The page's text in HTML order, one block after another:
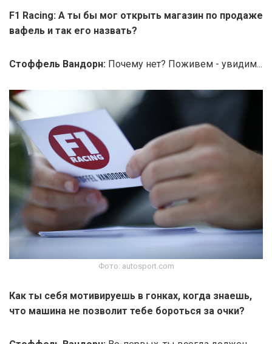
F1 Racing: А ты бы мог открыть магазин по продаже
вафель и так его назвать?
Стоффель Вандорн: Почему нет? Поживем - увидим...
Фото: autosport.com
Как ты себя мотивируешь в гонках, когда знаешь,
что машина не позволит тебе бороться за очки?